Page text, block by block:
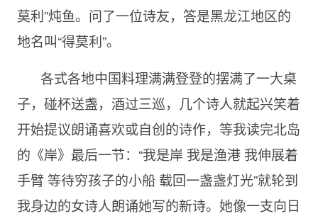
莫利”炖鱼。问了一位诗友，答是黑龙江地区的
地名叫“得莫利”。
各式各地中国料理满满登登的摆满了一大桌
子，碰杯送盏，酒过三巡，几个诗人就起兴笑着
开始提议朗诵喜欢或自创的诗作，等我读完北岛
的《岸》最后一节：“我是岸 我是渔港 我伸展着
手臂 等待穷孩子的小船 载回一盏盏灯光”就轮到
我身边的女诗人朗诵她写的新诗。她像一支向日